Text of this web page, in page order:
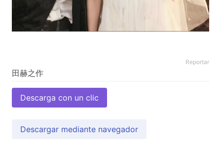
Reportar
Descarga con un clic
Descargar mediante navegador